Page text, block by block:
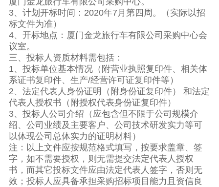
3、计划开标时间：2020年7月第四周。（实际以招
标文件为准）
4、开标地点：厦门金龙旅行车有限公司采购中心会
议室。
三、投标人资质材料需包括：
1、投标单位基本情况（附营业执照复印件、相关体
系证书复印件、生产/经营许可证复印件等）
2、法定代表人身份证明（附身份证复印件） 和法定
代表人授权书（附授权代表身份证复印件）
3、投标人公司介绍（应包含但不限于公司规模介
绍、公司业绩及主要客户、公司技术研发实力等可
以体现公司总体实力的证明材料）
注：以上文件应按规范格式填写，按要求盖章、签
字，如不需要授权，则无需提交法定代表人授权
书，而其它投标文件应由法定代表人签字，否则无
效；投标人应具备承担采购招标项目能力且资信良